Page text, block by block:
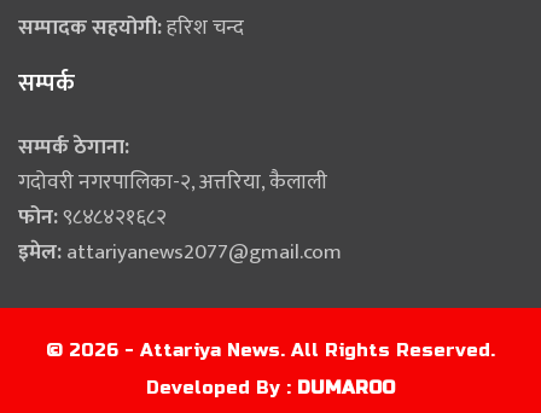
सम्पादक सहयोगी:हरिश चन्द
सम्पर्क
सम्पर्क ठेगाना:
गदोवरी नगरपालिका-२, अत्तरिया, कैलाली
फोन:९८४८४२१६८२
इमेल:attariyanews2077@gmail.com
© 2026 - Attariya News. All Rights Reserved.
Developed By : DUMAROO